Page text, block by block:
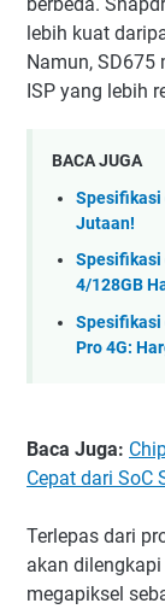
lebih kuat
Namun, SD675
ISP yang lebih
BACA JUGA
Spesifikasi
Jutaan!
Spesifikasi
4/128GB
Spesifikasi
Pro 4G:
Baca Juga:
Cepat dari SoC
Terlepas dari
akan
megapiksel